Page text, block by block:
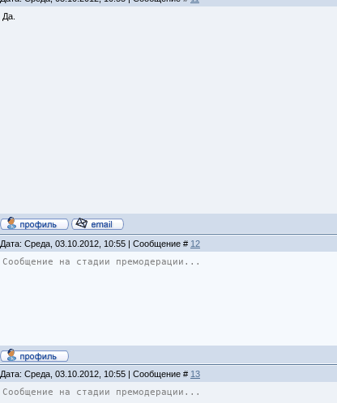
Да.
Дата: Среда, 03.10.2012, 10:55 | Сообщение # 12
Сообщение на стадии премодерации...
Дата: Среда, 03.10.2012, 10:55 | Сообщение # 13
Сообщение на стадии премодерации...